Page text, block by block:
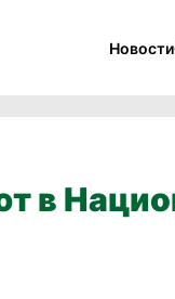
Новости
в